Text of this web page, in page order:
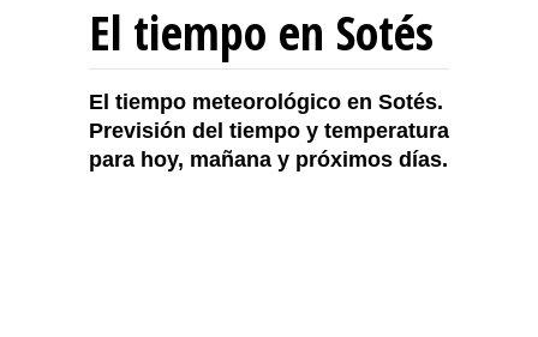
El tiempo en Sotés
El tiempo meteorológico en Sotés.
Previsión del tiempo y temperatura
para hoy, mañana y próximos días.